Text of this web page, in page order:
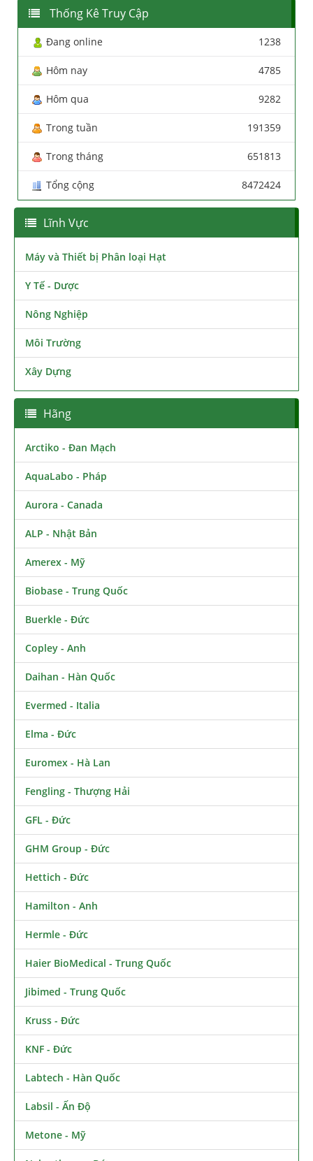
Thống Kê Truy Cập
Đang online 1238
Hôm nay 4785
Hôm qua 9282
Trong tuần 191359
Trong tháng 651813
Tổng cộng 8472424
Lĩnh Vực
Máy và Thiết bị Phân loại Hạt
Y Tế - Dược
Nông Nghiệp
Môi Trường
Xây Dựng
Hãng
Arctiko - Đan Mạch
AquaLabo - Pháp
Aurora - Canada
ALP - Nhật Bản
Amerex - Mỹ
Biobase - Trung Quốc
Buerkle - Đức
Copley - Anh
Daihan - Hàn Quốc
Evermed - Italia
Elma - Đức
Euromex - Hà Lan
Fengling - Thượng Hải
GFL - Đức
GHM Group - Đức
Hettich - Đức
Hamilton - Anh
Hermle - Đức
Haier BioMedical - Trung Quốc
Jibimed - Trung Quốc
Kruss - Đức
KNF - Đức
Labtech - Hàn Quốc
Labsil - Ấn Độ
Metone - Mỹ